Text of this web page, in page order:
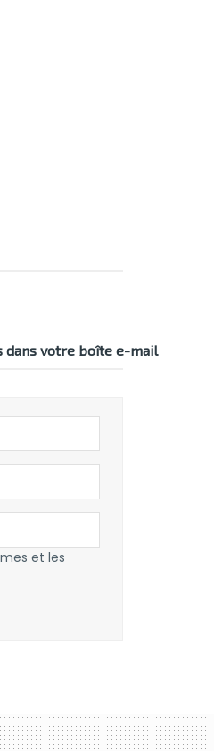
dans votre boîte e-mail
et les